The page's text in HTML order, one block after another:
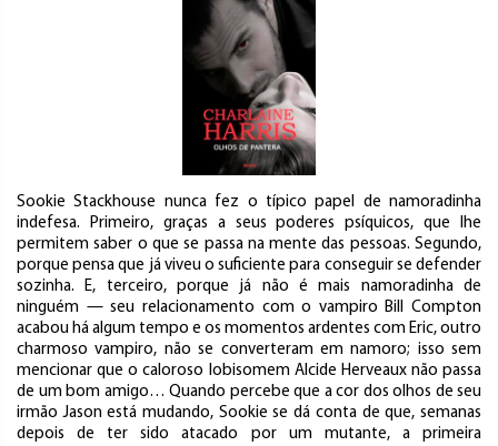
Sookie Stackhouse nunca fez o típico papel de namoradinha
indefesa. Primeiro, graças a seus poderes psíquicos, que lhe
permitem saber o que se passa na mente das pessoas. Segundo,
porque pensa que já viveu o suficiente para conseguir se defender
sozinha. E, terceiro, porque já não é mais namoradinha de
ninguém — seu relacionamento com o vampiro Bill Compton
acabou há algum tempo e os momentos ardentes com Eric, outro
charmoso vampiro, não se converteram em namoro; isso sem
mencionar que o caloroso lobisomem Alcide Herveaux não passa
de um bom amigo… Quando percebe que a cor dos olhos de seu
irmão Jason está mudando, Sookie se dá conta de que, semanas
depois de ter sido atacado por um mutante, a primeira